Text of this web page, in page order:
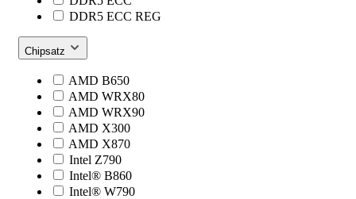
DDR5 ECC REG
Chipsatz
AMD B650
AMD WRX80
AMD WRX90
AMD X300
AMD X870
Intel Z790
Intel® B860
Intel® W790